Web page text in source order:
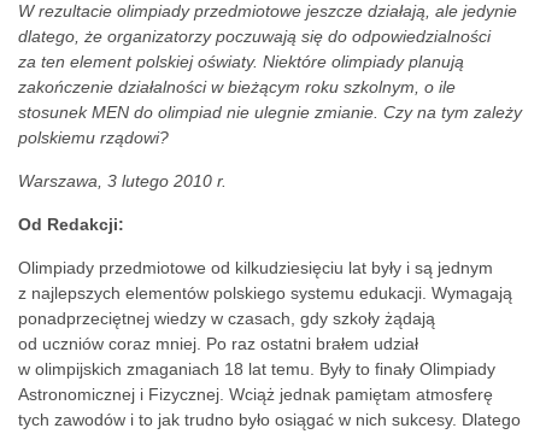
W rezultacie olimpiady przedmiotowe jeszcze działają, ale jedynie
dlatego, że organizatorzy poczuwają się do odpowiedzialności
za ten element polskiej oświaty. Niektóre olimpiady planują
zakończenie działalności w bieżącym roku szkolnym, o ile
stosunek MEN do olimpiad nie ulegnie zmianie. Czy na tym zależy
polskiemu rządowi?
Warszawa, 3 lutego 2010 r.
Od Redakcji:
Olimpiady przedmiotowe od kilkudziesięciu lat były i są jednym
z najlepszych elementów polskiego systemu edukacji. Wymagają
ponadprzeciętnej wiedzy w czasach, gdy szkoły żądają
od uczniów coraz mniej. Po raz ostatni brałem udział
w olimpijskich zmaganiach 18 lat temu. Były to finały Olimpiady
Astronomicznej i Fizycznej. Wciąż jednak pamiętam atmosferę
tych zawodów i to jak trudno było osiągać w nich sukcesy. Dlatego